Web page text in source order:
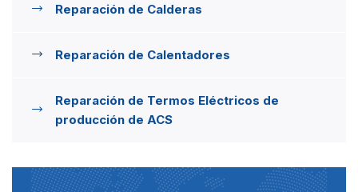
Reparación de Calderas
Reparación de Calentadores
Reparación de Termos Eléctricos de
producción de ACS